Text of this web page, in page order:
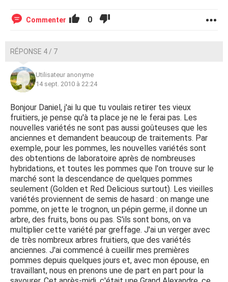
Commenter 0
RÉPONSE 4 / 7
Utilisateur anonyme
14 sept. 2010 à 22:24
Bonjour Daniel, j'ai lu que tu voulais retirer tes vieux
fruitiers, je pense qu'à ta place je ne le ferai pas. Les
nouvelles variétés ne sont pas aussi goûteuses que les
anciennes et demandent beaucoup de traitements. Par
exemple, pour les pommes, les nouvelles variétés sont
des obtentions de laboratoire après de nombreuses
hybridations, et toutes les pommes que l'on trouve sur le
marché sont la descendance de quelques pommes
seulement (Golden et Red Delicious surtout). Les vieilles
variétés proviennent de semis de hasard : on mange une
pomme, on jette le trognon, un pépin germe, il donne un
arbre, des fruits, bons ou pas. S'ils sont bons, on va
multiplier cette variété par greffage. J'ai un verger avec
de très nombreux arbres fruitiers, que des variétés
anciennes. J'ai commencé à cueillir mes premières
pommes depuis quelques jours et, avec mon épouse, en
travaillant, nous en prenons une de part en part pour la